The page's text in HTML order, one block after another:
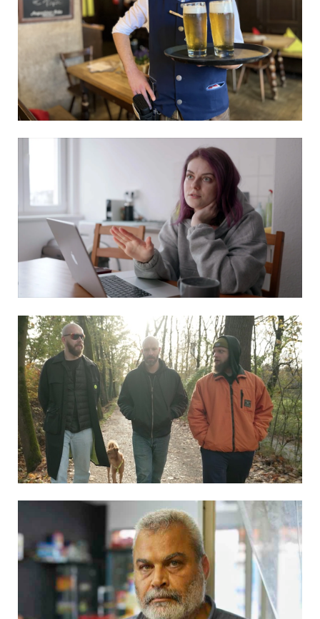
DER KAMPF UM KÖCHE UND KELLNER
EXILRUSSEN GEGEN PUTIN
FLUCHT VOR DER EINBERUFUNG –
RUSSISCHE KRIEGSVERWEIGERER